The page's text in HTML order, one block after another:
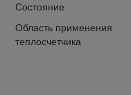
Состояние
Область применения
теплосчетчика